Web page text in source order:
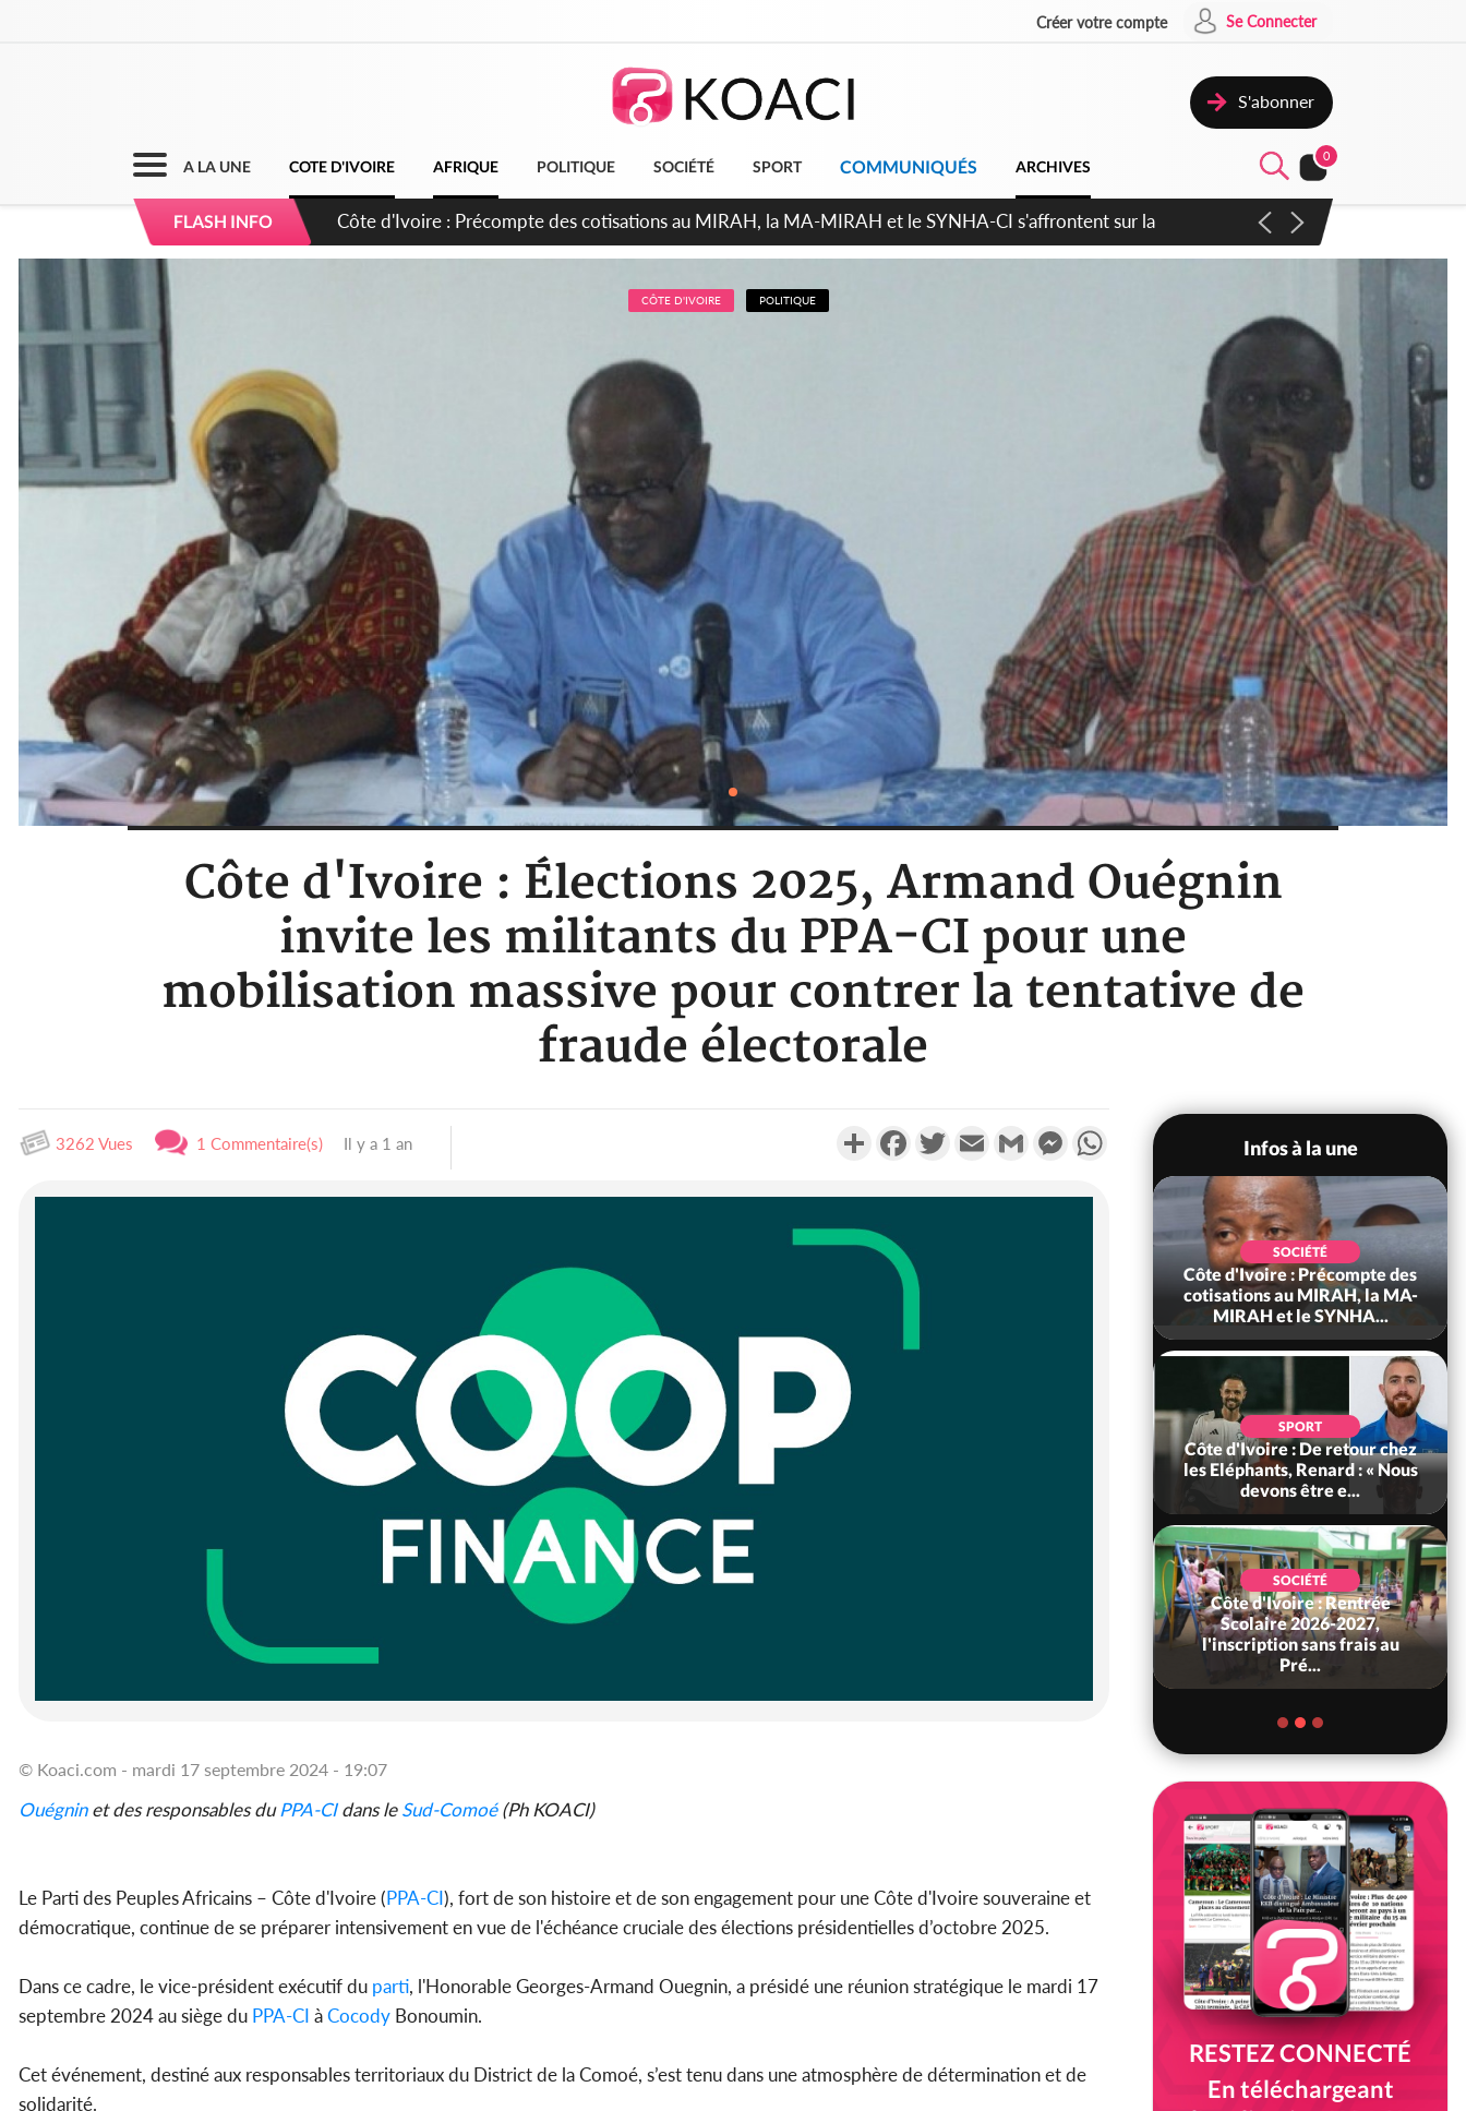
Créer votre compte Se Connecter
S'abonner
A LA UNE COTE D'IVOIRE AFRIQUE POLITIQUE SOCIÉTÉ SPORT COMMUNIQUÉS ARCHIVES
0
FLASH INFO Côte d'Ivoire : Indépendance 2026, Thiam plaide pour un environnement démocratique plus apaisé
CÔTE D'IVOIRE POLITIQUE
Côte d'Ivoire : Élections 2025, Armand Ouégnin
invite les militants du PPA-CI pour une
mobilisation massive pour contrer la tentative de
fraude électorale
3262 Vues 1 Commentaire(s) Il y a 1 an PartagerFacebookTwitterEmail Gmail MessengerWhatsApp
© Koaci.com - mardi 17 septembre 2024 - 19:07
Ouégninet des responsables duPPA-CIdans leSud-Comoé(Ph KOACI)
Le Parti des Peuples Africains – Côte d'Ivoire (PPA-CI), fort de son histoire et de son engagement pour une Côte d'Ivoire souveraine et
démocratique, continue de se préparer intensivement en vue de l'échéance cruciale des élections présidentielles d’octobre 2025.
Dans ce cadre, le vice-président exécutif du parti, l'Honorable Georges-Armand Ouegnin, a présidé une réunion stratégique le mardi 17
septembre 2024 au siège du PPA-CI àCocody Bonoumin.
Cet événement, destiné aux responsables territoriaux du District de la Comoé, s’est tenu dans une atmosphère de détermination et de
solidarité.
Infos à la une
l'Indépendance, les Forces de
SOCIÉTÉ
Côte d'Ivoire : Précompte des
cotisations au MIRAH, la MA-
MIRAH et le SYNHA...
SPORT
Côte d'Ivoire : De retour chez
les Eléphants, Renard : « Nous
devons être e...
SOCIÉTÉ
Côte d'Ivoire : Rentrée
Scolaire 2026-2027,
l'inscription sans frais au
Pré...
RESTEZ CONNECTÉ
En téléchargeant